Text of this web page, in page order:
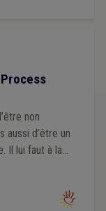
non
aussi d’être un
Il lui faut à la